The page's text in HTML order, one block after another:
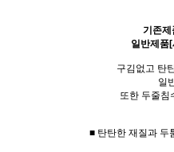
기존제
일반제품
구김없고 탄
일
또한 두줄침
■ 탄탄한 재질과 두